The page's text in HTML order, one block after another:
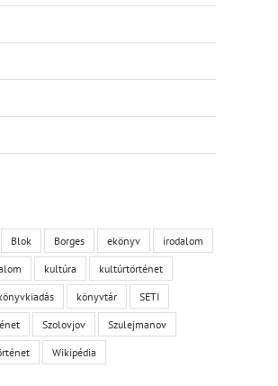
Blok Borges ekönyv irodalom
kultúra kultúrtörténet
könyvtár SETI
Szolovjov Szulejmanov
Wikipédia